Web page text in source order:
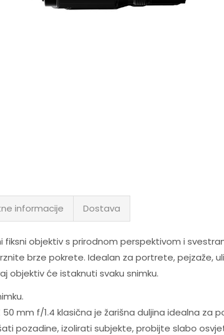
informacije Dostava
fiksni objektiv s prirodnom perspektivom i
brze pokrete. Idealan za portrete, pejzaže,
objektiv će istaknuti svaku snimku.
50 mm f/1.4 klasična je žarišna duljina idealna
pozadine, izolirati subjekte, probijte slabo